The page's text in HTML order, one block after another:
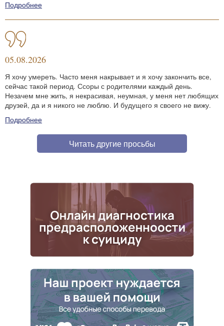
Подробнее
05.08.2026
Я хочу умереть. Часто меня накрывает и я хочу закончить все,
сейчас такой период. Ссоры с родителями каждый день.
Незачем мне жить, я некрасивая, неумная, у меня нет любящих
друзей, да и я никого не люблю. И будущего я своего не вижу.
Подробнее
Читать другие просьбы